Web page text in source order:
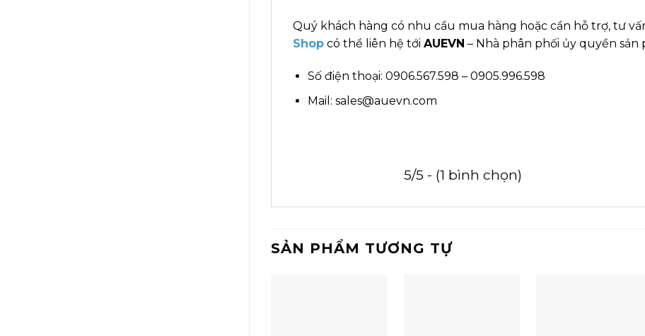
Quý khách hàng có nhu cầu mua hàng hoặc cần hỗ trợ, tư
Shop có thể liên hệ tới AUEVN – Nhà phân phối ủy quyền sản
Số điện thoại: 0906.567.598 – 0905.996.598
Mail: sales@auevn.com
5/5 - (1 bình chọn)
SẢN PHẨM TƯƠNG TỰ